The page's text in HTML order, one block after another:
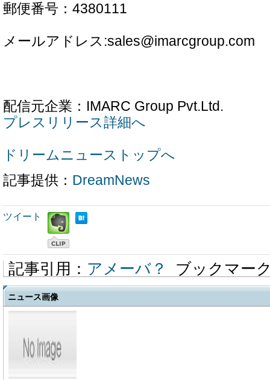
郵便番号：4380111
メールアドレス:sales@imarcgroup.com
配信元企業：IMARC Group Pvt.Ltd.
プレスリリース詳細へ
ドリームニューストップへ
記事提供： DreamNews
ツイート
記事引用： アメーバ？ ブックマー
ニュース画像